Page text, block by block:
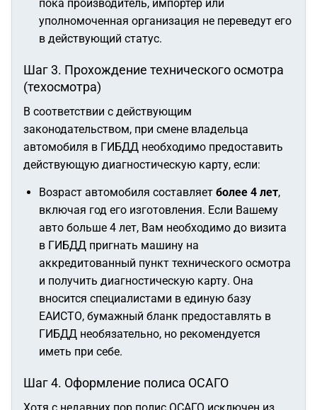
пока производитель, импортер или
уполномоченная организация не переведут его
в действующий статус.
Шаг 3. Прохождение технического осмотра
(техосмотра)
В соответствии с действующим
законодательством, при смене владельца
автомобиля в ГИБДД необходимо предоставить
действующую диагностическую карту, если:
Возраст автомобиля составляет более 4 лет,
включая год его изготовления. Если Вашему
авто больше 4 лет, Вам необходимо до визита
в ГИБДД пригнать машину на
аккредитованный пункт технического осмотра
и получить диагностическую карту. Она
вносится специалистами в единую базу
ЕАИСТО, бумажный бланк предоставлять в
ГИБДД необязательно, но рекомендуется
иметь при себе.
Шаг 4. Оформление полиса ОСАГО